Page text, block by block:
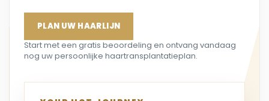
PLAN UW HAARLIJN
Start met een gratis beoordeling en ontvang vandaag
nog uw persoonlijke haartransplantatieplan.